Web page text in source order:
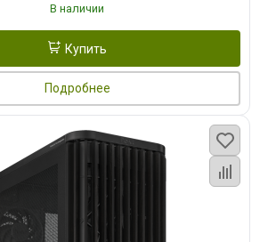
В наличии
Купить
Подробнее